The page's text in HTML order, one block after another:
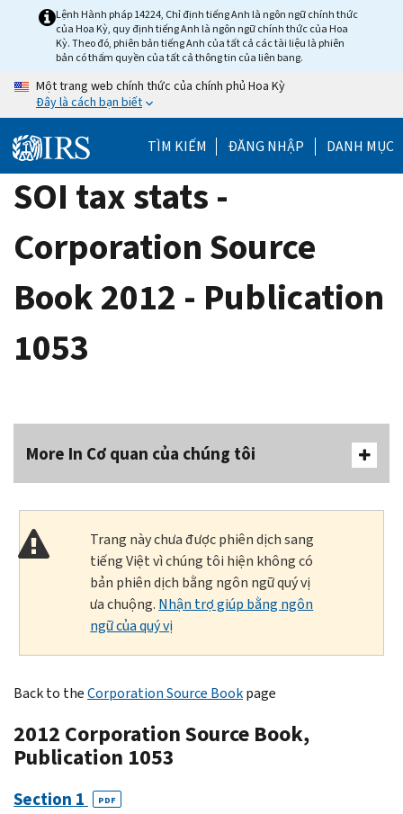
Lệnh Hành pháp 14224, Chỉ định tiếng Anh là ngôn ngữ chính thức
của Hoa Kỳ, quy định tiếng Anh là ngôn ngữ chính thức của Hoa
Kỳ. Theo đó, phiên bản tiếng Anh của tất cả các tài liệu là phiên
bản có thẩm quyền của tất cả thông tin của liên bang.
Một trang web chính thức của chính phủ Hoa Kỳ
Đây là cách bạn biết
TÌM KIẾM ĐĂNG NHẬP DANH MỤC
SOI tax stats -
Corporation Source
Book 2012 - Publication
1053
More In Cơ quan của chúng tôi
Trang này chưa được phiên dịch sang
tiếng Việt vì chúng tôi hiện không có
bản phiên dịch bằng ngôn ngữ quý vị
ưa chuộng. Nhận trợ giúp bằng ngôn
ngữ của quý vị
Back to theCorporation Source Bookpage
2012 Corporation Source Book,
Publication 1053
Section 1 PDF